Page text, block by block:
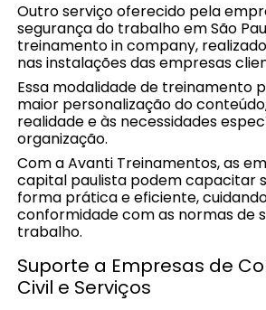
Outro serviço oferecido pela
segurança do trabalho em São
treinamento in company,
nas instalações das empresas
Essa modalidade de treinamento
maior personalização do
realidade e às necessidades
organização.
Com a Avanti Treinamentos, as
capital paulista podem capacitar
forma prática e eficiente,
conformidade com as normas de
trabalho.
Suporte a Empresas de
Civil e Serviços